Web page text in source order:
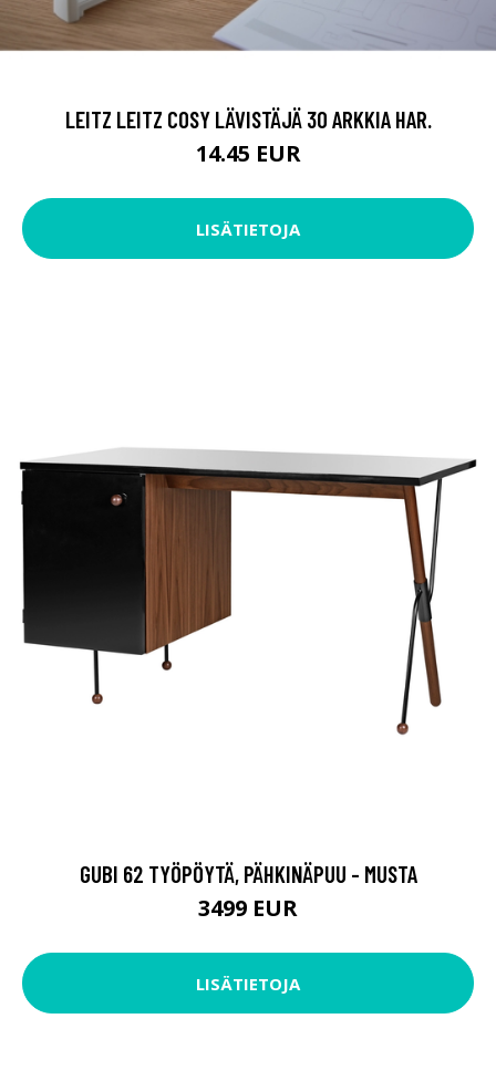
LEITZ LEITZ COSY LÄVISTÄJÄ 30 ARKKIA HAR.
14.45 EUR
LISÄTIETOJA
GUBI 62 TYÖPÖYTÄ, PÄHKINÄPUU - MUSTA
3499 EUR
LISÄTIETOJA